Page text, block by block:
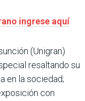
ingrese aquí
(Unigran)
resaltando su
en la sociedad;
con